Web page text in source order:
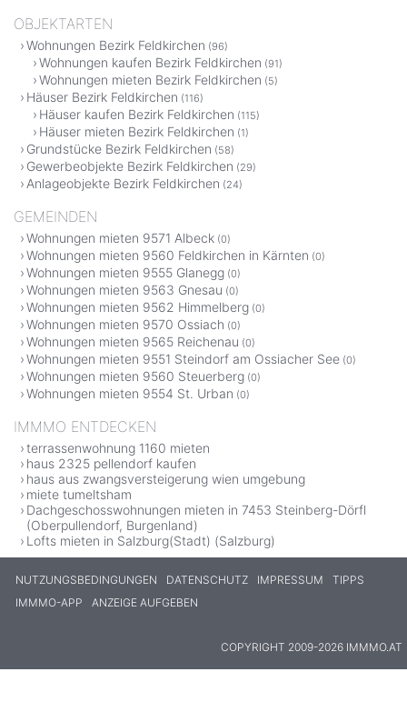
OBJEKTARTEN
Wohnungen Bezirk Feldkirchen (96)
Wohnungen kaufen Bezirk Feldkirchen (91)
Wohnungen mieten Bezirk Feldkirchen (5)
Häuser Bezirk Feldkirchen (116)
Häuser kaufen Bezirk Feldkirchen (115)
Häuser mieten Bezirk Feldkirchen (1)
Grundstücke Bezirk Feldkirchen (58)
Gewerbeobjekte Bezirk Feldkirchen (29)
Anlageobjekte Bezirk Feldkirchen (24)
GEMEINDEN
Wohnungen mieten 9571 Albeck (0)
Wohnungen mieten 9560 Feldkirchen in Kärnten (0)
Wohnungen mieten 9555 Glanegg (0)
Wohnungen mieten 9563 Gnesau (0)
Wohnungen mieten 9562 Himmelberg (0)
Wohnungen mieten 9570 Ossiach (0)
Wohnungen mieten 9565 Reichenau (0)
Wohnungen mieten 9551 Steindorf am Ossiacher See (0)
Wohnungen mieten 9560 Steuerberg (0)
Wohnungen mieten 9554 St. Urban (0)
IMMMO ENTDECKEN
terrassenwohnung 1160 mieten
haus 2325 pellendorf kaufen
haus aus zwangsversteigerung wien umgebung
miete tumeltsham
Dachgeschosswohnungen mieten in 7453 Steinberg-Dörfl
(Oberpullendorf, Burgenland)
Lofts mieten in Salzburg(Stadt) (Salzburg)
NUTZUNGSBEDINGUNGEN DATENSCHUTZ IMPRESSUM
TIPPS
IMMMO-APP
ANZEIGE AUFGEBEN
COPYRIGHT 2009-2026 IMMMO.AT